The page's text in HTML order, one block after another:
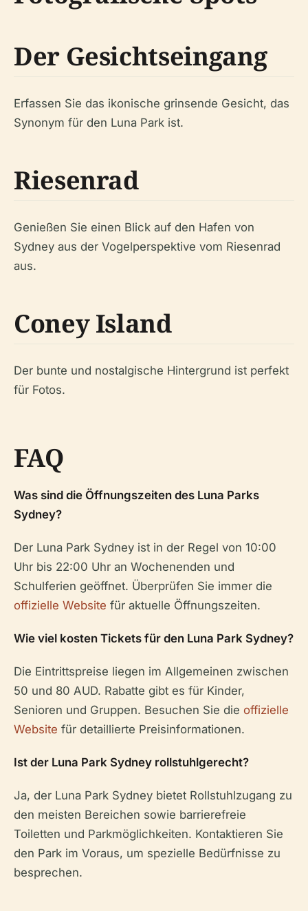
Der Gesichtseingang
Erfassen Sie das ikonische grinsende Gesicht, das
Synonym für den Luna Park ist.
Riesenrad
Genießen Sie einen Blick auf den Hafen von
Sydney aus der Vogelperspektive vom Riesenrad
aus.
Coney Island
Der bunte und nostalgische Hintergrund ist perfekt
für Fotos.
FAQ
Was sind die Öffnungszeiten des Luna Parks
Sydney?
Der Luna Park Sydney ist in der Regel von 10:00
Uhr bis 22:00 Uhr an Wochenenden und
Schulferien geöffnet. Überprüfen Sie immer die
offizielle Website für aktuelle Öffnungszeiten.
Wie viel kosten Tickets für den Luna Park Sydney?
Die Eintrittspreise liegen im Allgemeinen zwischen
50 und 80 AUD. Rabatte gibt es für Kinder,
Senioren und Gruppen. Besuchen Sie die offizielle
Website für detaillierte Preisinformationen.
Ist der Luna Park Sydney rollstuhlgerecht?
Ja, der Luna Park Sydney bietet Rollstuhlzugang zu
den meisten Bereichen sowie barrierefreie
Toiletten und Parkmöglichkeiten. Kontaktieren Sie
den Park im Voraus, um spezielle Bedürfnisse zu
besprechen.